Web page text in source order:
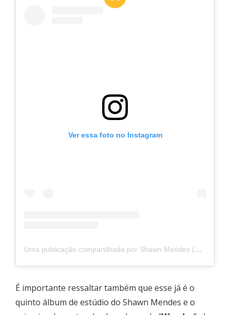
Ver essa foto no Instagram
Uma publicação compartilhada por Shawn Mendes (@shawnmendes)
É importante ressaltar também que esse já é o
quinto álbum de estúdio do Shawn Mendes e o